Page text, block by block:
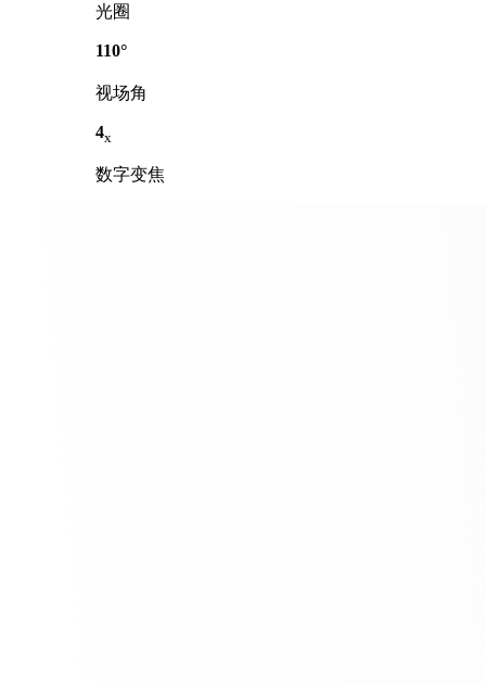
光圈
110°
视场角
4x
数字变焦